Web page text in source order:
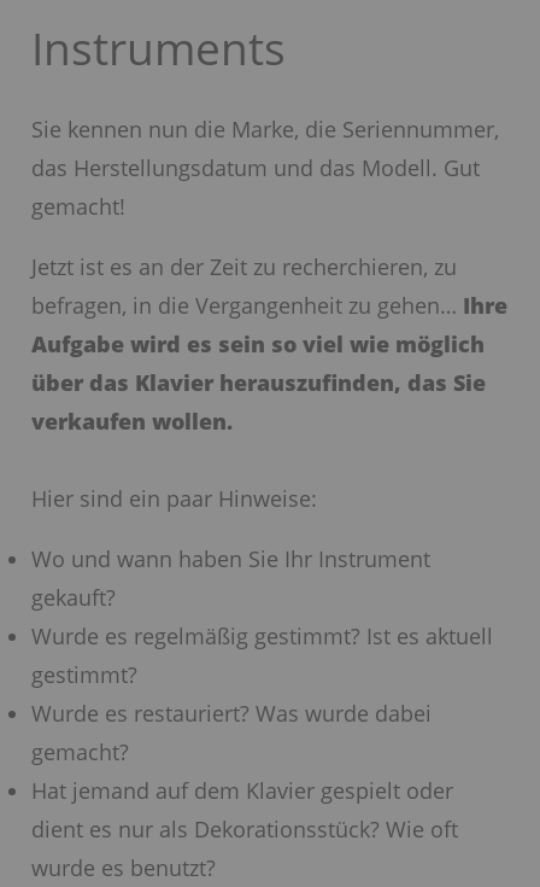
Instruments
Sie kennen nun die Marke, die Seriennummer,
das Herstellungsdatum und das Modell. Gut
gemacht!
Jetzt ist es an der Zeit zu recherchieren, zu
befragen, in die Vergangenheit zu gehen… Ihre
Aufgabe wird es sein so viel wie möglich
über das Klavier herauszufinden, das Sie
verkaufen wollen.
Hier sind ein paar Hinweise:
Wo und wann haben Sie Ihr Instrument
gekauft?
Wurde es regelmäßig gestimmt? Ist es aktuell
gestimmt?
Wurde es restauriert? Was wurde dabei
gemacht?
Hat jemand auf dem Klavier gespielt oder
dient es nur als Dekorationsstück? Wie oft
wurde es benutzt?